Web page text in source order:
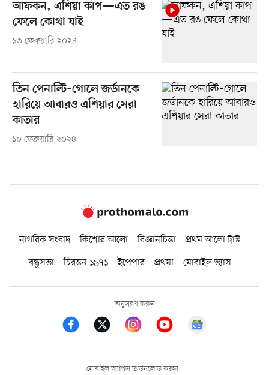
আফকন, এশিয়া কাপ—এত রঙ
ফেলে কোথা যাই
১৩ ফেব্রুয়ারি ২০২৪
তিন পেনাল্টি–গোলে জর্ডানকে
হারিয়ে আবারও এশিয়ার সেরা
কাতার
১০ ফেব্রুয়ারি ২০২৪
নাগরিক সংবাদ কিশোর আলো বিজ্ঞানচিন্তা
প্রথম আলো ট্রাস্ট
বন্ধুসভা
চিরন্তন ১৯৭১ ইপেপার প্রথমা মোবাইল ভ্যাস
অনুসরণ করুন
মোবাইল অ্যাপস ডাউনলোড করুন